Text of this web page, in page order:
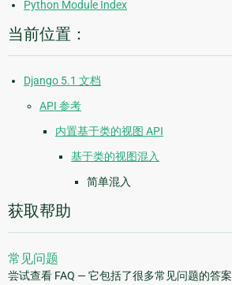
Python Module Index
当前位置：
Django 5.1 文档
API 参考
内置基于类的视图 API
基于类的视图混入
简单混入
获取帮助
常见问题
尝试查看 FAQ — 它包括了很多常见问题的答案